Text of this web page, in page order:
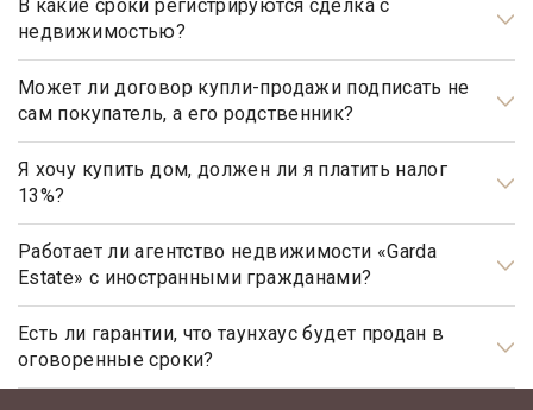
В какие сроки регистрируются сделка с
недвижимостью?
Общим сроком для регистрации прав на недвижимое
имущество и сделок с ним является один месяц. Некоторые
виды регистрационных действий осуществляются в более
короткие сроки.
Может ли договор купли-продажи подписать не
сам покупатель, а его родственник?
Может, но для этого необходимо иметь действующую
нотариально заверенную доверенность.
Я хочу купить дом, должен ли я платить налог
13%?
Нет, не должны. Платить налог 13% будет только продавец,
налог рассчитывается на прибыль.
Работает ли агентство недвижимости «Garda
Estate» с иностранными гражданами?
Да, наше агентство недвижимости, работает с
иностранными гражданами не резидентами РФ.
Есть ли гарантии, что таунхаус будет продан в
оговоренные сроки?
Да, агентство элитной недвижимости «Garda Estate»